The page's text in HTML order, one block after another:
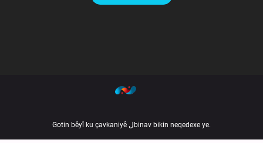
Gotin bêyî ku çavkaniyê لbinav bikin neqedexe ye.